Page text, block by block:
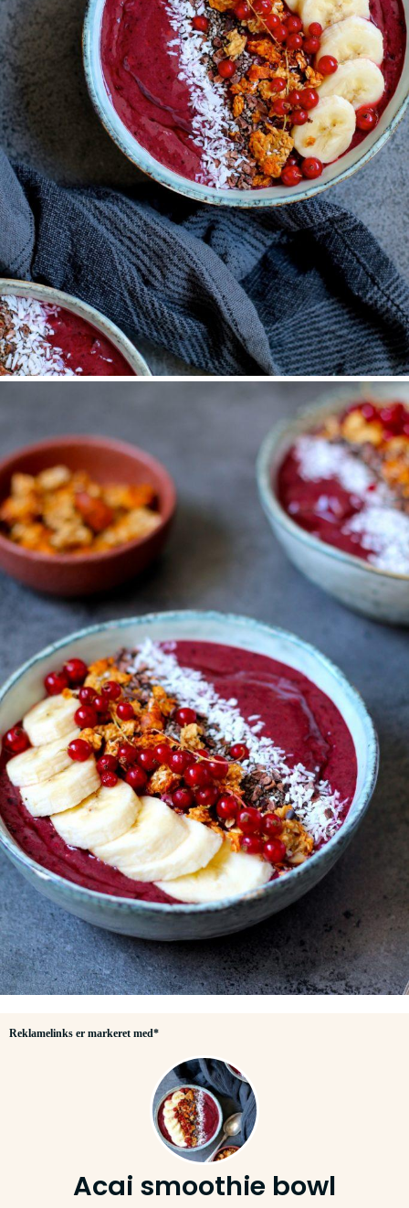
Reklamelinks er markeret med*
Acai smoothie bowl